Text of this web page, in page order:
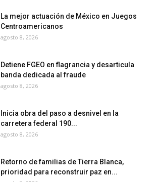
La mejor actuación de México en Juegos
Centroamericanos
agosto 8, 2026
Detiene FGEO en flagrancia y desarticula
banda dedicada al fraude
agosto 8, 2026
Inicia obra del paso a desnivel en la
carretera federal 190...
agosto 8, 2026
Retorno de familias de Tierra Blanca,
prioridad para reconstruir paz en...